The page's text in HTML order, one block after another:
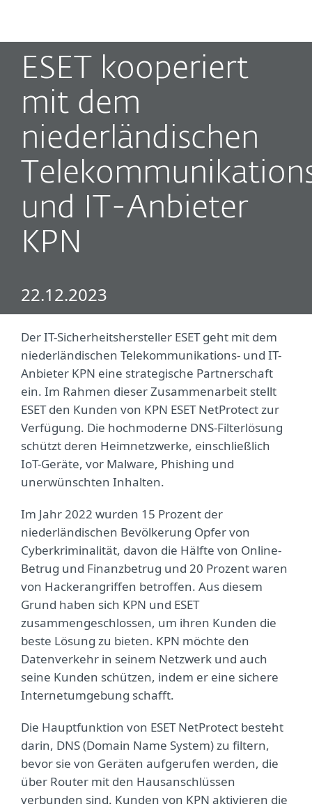
ESET kooperiert
mit dem
niederländischen
und IT-Anbieter
KPN
22.12.2023
Der IT-Sicherheitshersteller ESET geht mit dem
niederländischen Telekommunikations- und IT-
Anbieter KPN eine strategische Partnerschaft
ein. Im Rahmen dieser Zusammenarbeit stellt
ESET den Kunden von KPN ESET NetProtect zur
Verfügung. Die hochmoderne DNS-Filterlösung
schützt deren Heimnetzwerke, einschließlich
IoT-Geräte, vor Malware, Phishing und
unerwünschten Inhalten.
Im Jahr 2022 wurden 15 Prozent der
niederländischen Bevölkerung Opfer von
Cyberkriminalität, davon die Hälfte von Online-
Betrug und Finanzbetrug und 20 Prozent waren
von Hackerangriffen betroffen. Aus diesem
Grund haben sich KPN und ESET
zusammengeschlossen, um ihren Kunden die
beste Lösung zu bieten. KPN möchte den
Datenverkehr in seinem Netzwerk und auch
seine Kunden schützen, indem er eine sichere
Internetumgebung schafft.
Die Hauptfunktion von ESET NetProtect besteht
darin, DNS (Domain Name System) zu filtern,
bevor sie von Geräten aufgerufen werden, die
über Router mit den Hausanschlüssen
verbunden sind. Kunden von KPN aktivieren die